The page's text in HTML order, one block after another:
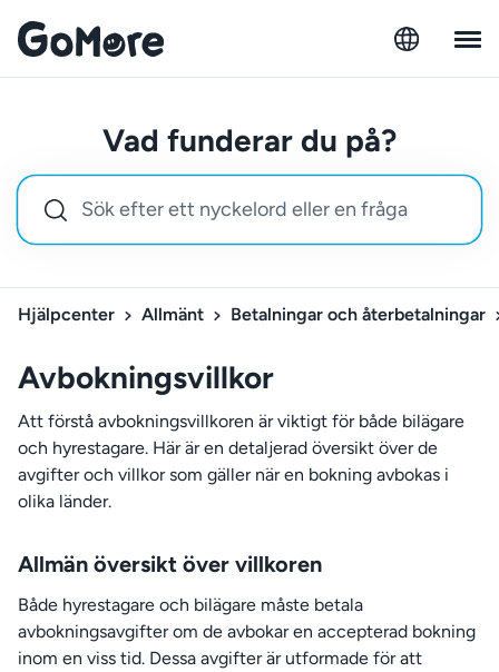
Vad funderar du på?
Hjälpcenter Allmänt Betalningar och återbetalningar
Avbokningsvillkor
Att förstå avbokningsvillkoren är viktigt för både bilägare
och hyrestagare. Här är en detaljerad översikt över de
avgifter och villkor som gäller när en bokning avbokas i
olika länder.
Allmän översikt över villkoren
Både hyrestagare och bilägare måste betala
avbokningsavgifter om de avbokar en accepterad bokning
inom en viss tid. Dessa avgifter är utformade för att